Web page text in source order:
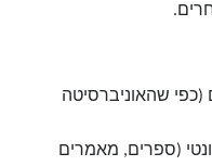
(כפי שהאוניברסיטה
(ספרים, מאמרים